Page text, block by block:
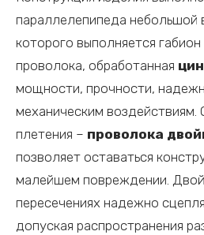
параллелепипеда небольшой
которого выполняется габион
проволока, обработанная
мощности, прочности,
механическим воздействиям.
плетения – проволока
позволяет оставаться
малейшем повреждении.
пересечениях надежно
допуская распространения